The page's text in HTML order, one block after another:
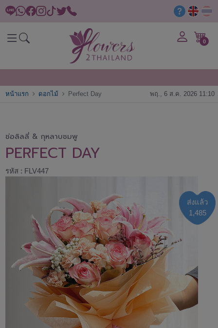
0
หน้าแรก ดอกไม้ Perfect Day พฤ., 6 ส.ค. 2026 11:10
ช่อลิลลี่ & กุหลาบชมพู
PERFECT DAY
รหัส : FLV447
ส่งแล้ว
1,485